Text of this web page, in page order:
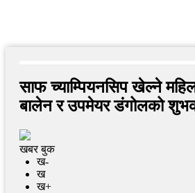
साफ च्याम्पियनसिप खेल्ने
बालेन र उपमेयर डंगोलको
खबर बुक
ख-
ख
ख+